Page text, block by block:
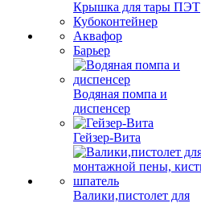
Крышка для тары ПЭТ
Кубоконтейнер
Аквафор
Барьер
Водяная помпа и
диспенсер
Гейзер-Вита
Валики,пистолет для